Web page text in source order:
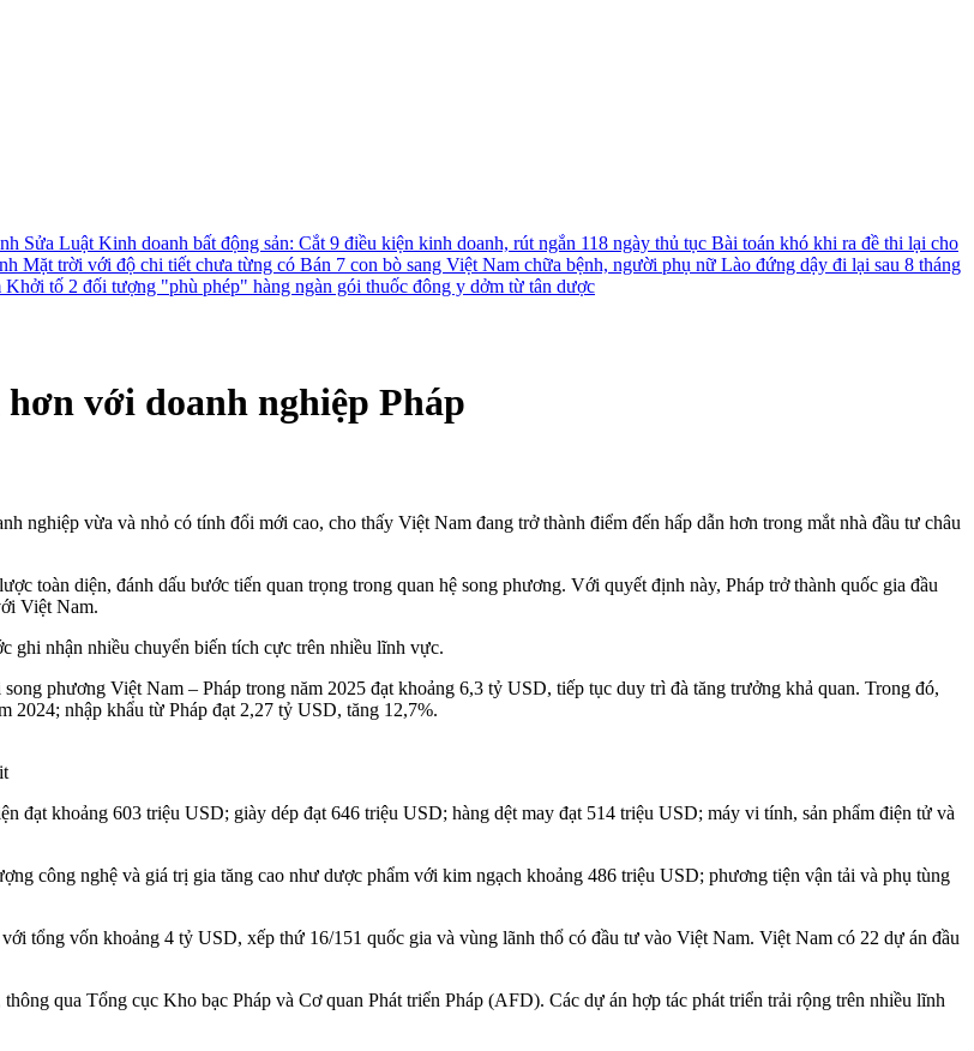
Sửa Luật Kinh doanh bất động sản: Cắt 9 điều kiện kinh doanh, rút ngắn 118 ngày thủ tục Bài toán khó khi ra đề thi lại cho
Mặt trời với độ chi tiết chưa từng có Bán 7 con bò sang Việt Nam chữa bệnh, người phụ nữ Lào đứng dậy đi lại sau 8 tháng
Khởi tố 2 đối tượng "phù phép" hàng ngàn gói thuốc đông y dởm từ tân dược
với doanh nghiệp Pháp
nghiệp vừa và nhỏ có tính đổi mới cao, cho thấy Việt Nam đang trở thành điểm đến hấp dẫn hơn trong mắt nhà đầu tư châu
toàn diện, đánh dấu bước tiến quan trọng trong quan hệ song phương. Với quyết định này, Pháp trở thành quốc gia đầu
Việt Nam.
ghi nhận nhiều chuyển biến tích cực trên nhiều lĩnh vực.
phương Việt Nam – Pháp trong năm 2025 đạt khoảng 6,3 tỷ USD, tiếp tục duy trì đà tăng trưởng khả quan. Trong đó,
2024; nhập khẩu từ Pháp đạt 2,27 tỷ USD, tăng 12,7%.
đạt khoảng 603 triệu USD; giày dép đạt 646 triệu USD; hàng dệt may đạt 514 triệu USD; máy vi tính, sản phẩm điện tử và
công nghệ và giá trị gia tăng cao như dược phẩm với kim ngạch khoảng 486 triệu USD; phương tiện vận tải và phụ tùng
tổng vốn khoảng 4 tỷ USD, xếp thứ 16/151 quốc gia và vùng lãnh thổ có đầu tư vào Việt Nam. Việt Nam có 22 dự án đầu
qua Tổng cục Kho bạc Pháp và Cơ quan Phát triển Pháp (AFD). Các dự án hợp tác phát triển trải rộng trên nhiều lĩnh